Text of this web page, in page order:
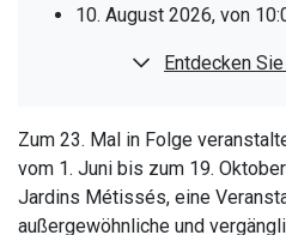
10. August 2026, von
12. August 2026, von
14. August 2026, von
15. August 2026, von
16. August 2026, von
17. August 2026, von
Entdecken
Zum 23. Mal in Folge
vom 1. Juni bis zum 19.
Jardins Métissés, eine
außergewöhnliche und